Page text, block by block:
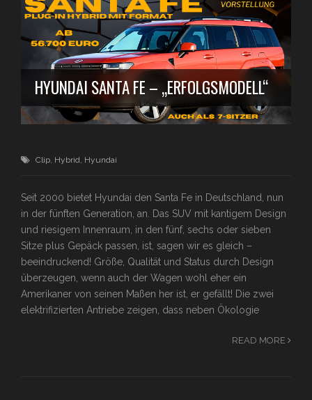
HYUNDAI SANTA FE – „ERFOLGSMODELL“
Clip Hybrid Hyundai
Seit 2000 bietet Hyundai den Santa Fe in Deutschland, nun
in der fünften Generation, an. Das SUV mit kantigem Design
und riesigem Innenraum, in den fünf, sechs oder sieben
Sitze plus Gepäck passen, ist, sagen wir es gleich –
beeindruckend! Größe, Qualität und Status durch Design
überzeugen, wenn auch der Wagen wohl eher ein
Amerikaner von seinen Maßen her ist, er gefällt! Die zwei
elektrifizierten Antriebe zeigen, dass neben Ökologie
READ MORE